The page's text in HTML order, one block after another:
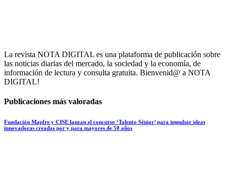
La revista NOTA DIGITAL es una plataforma de publicación sobre
las noticias diarias del mercado, la sociedad y la economía, de
información de lectura y consulta gratuita. Bienvenid@ a NOTA
DIGITAL!
Publicaciones más valoradas
Fundación Mapfre y CISE lanzan el concurso ‘Talento Sénior’ para impulsar ideas
innovadoras creadas por y para mayores de 50 años